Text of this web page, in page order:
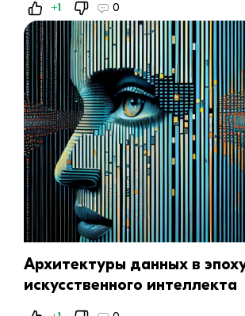
+1 0
Архитектуры данных в
искусственного интеллекта